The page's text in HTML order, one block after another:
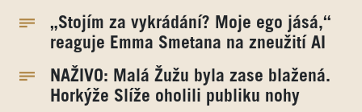
„Stojím za vykrádání? Moje ego jásá,“
reaguje Emma Smetana na zneužití AI
NAŽIVO: Malá Žužu byla zase blažená.
Horkýže Slíže oholili publiku nohy